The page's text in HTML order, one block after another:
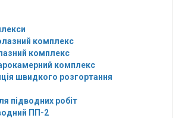
комплекс
комплекс
комплекс
швидкого розгортання
підводних робіт
ПП-2